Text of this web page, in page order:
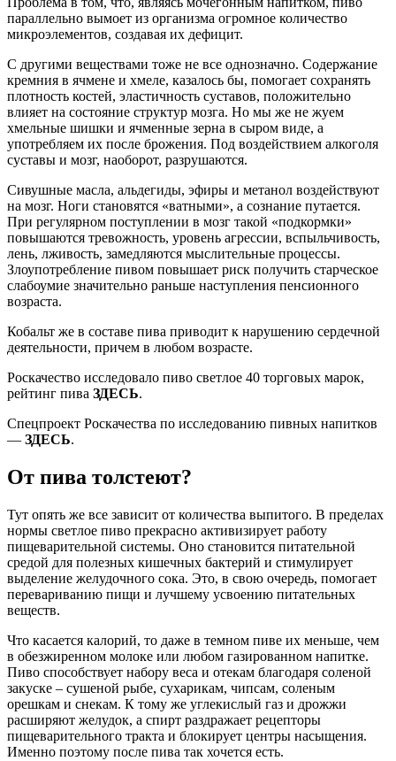
параллельно вымоет из организма огромное количество
микроэлементов, создавая их дефицит.
С другими веществами тоже не все однозначно. Содержание
кремния в ячмене и хмеле, казалось бы, помогает сохранять
плотность костей, эластичность суставов, положительно
влияет на состояние структур мозга. Но мы же не жуем
хмельные шишки и ячменные зерна в сыром виде, а
употребляем их после брожения. Под воздействием алкоголя
суставы и мозг, наоборот, разрушаются.
Сивушные масла, альдегиды, эфиры и метанол воздействуют
на мозг. Ноги становятся «ватными», а сознание путается.
При регулярном поступлении в мозг такой «подкормки»
повышаются тревожность, уровень агрессии, вспыльчивость,
лень, лживость, замедляются мыслительные процессы.
Злоупотребление пивом повышает риск получить старческое
слабоумие значительно раньше наступления пенсионного
возраста.
Кобальт же в составе пива приводит к нарушению сердечной
деятельности, причем в любом возрасте.
Роскачество исследовало пиво светлое 40 торговых марок,
рейтинг пива ЗДЕСЬ.
Спецпроект Роскачества по исследованию пивных напитков
— ЗДЕСЬ.
От пива толстеют?
Тут опять же все зависит от количества выпитого. В пределах
нормы светлое пиво прекрасно активизирует работу
пищеварительной системы. Оно становится питательной
средой для полезных кишечных бактерий и стимулирует
выделение желудочного сока. Это, в свою очередь, помогает
перевариванию пищи и лучшему усвоению питательных
веществ.
Что касается калорий, то даже в темном пиве их меньше, чем
в обезжиренном молоке или любом газированном напитке.
Пиво способствует набору веса и отекам благодаря соленой
закуске – сушеной рыбе, сухарикам, чипсам, соленым
орешкам и снекам. К тому же углекислый газ и дрожжи
расширяют желудок, а спирт раздражает рецепторы
пищеварительного тракта и блокирует центры насыщения.
Именно поэтому после пива так хочется есть.